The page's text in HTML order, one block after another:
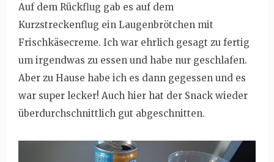
Auf dem Rückflug gab es auf dem
Kurzstreckenflug ein Laugenbrötchen mit
Frischkäsecreme. Ich war ehrlich gesagt zu fertig
um irgendwas zu essen und habe nur geschlafen.
Aber zu Hause habe ich es dann gegessen und es
war super lecker! Auch hier hat der Snack wieder
überdurchschnittlich gut abgeschnitten.